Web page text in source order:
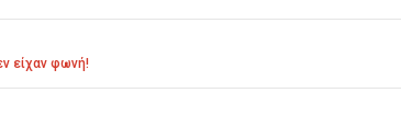
είχαν φωνή!